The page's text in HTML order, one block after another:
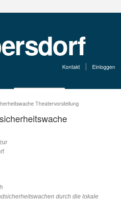
Kontakt Einloggen
Theatervorstellung
durch die lokale